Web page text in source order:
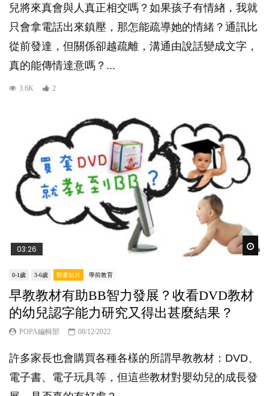
兒將來真會與人真正相交嗎？如果孩子有情緖，我就
只會拿電話出來鎮壓，那怎能疏導她的情緒？通訊比
從前發達，但關係卻越疏離，溝通由說話變成文字，
真的能傳情達意嗎？...
3.6K 2
03:26
0-1歲 3-6歲 動畫短片 學前教育
早教教材有助BB智力發展？收看DVD教材
的幼兒認字能力研究又得出甚麼結果？
POPA編輯部 08/12/2022
許多家長也會購買各種各樣的所謂早教教材：DVD、
電子書、電子玩具等，但這些教材對嬰幼兒的成長發